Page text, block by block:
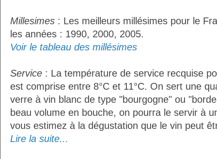
Millesimes : Les meilleurs millésimes pour le
les années : 1990, 2000, 2005.
Voir le tableau des millésimes
Service : La température de service recquise
est comprise entre 8°C et 11°C. On sert une
verre à vin blanc de type "bourgogne" ou
beau volume en bouche, on pourra le servir à
vous estimez à la dégustation que le vin peut
Lire la suite...